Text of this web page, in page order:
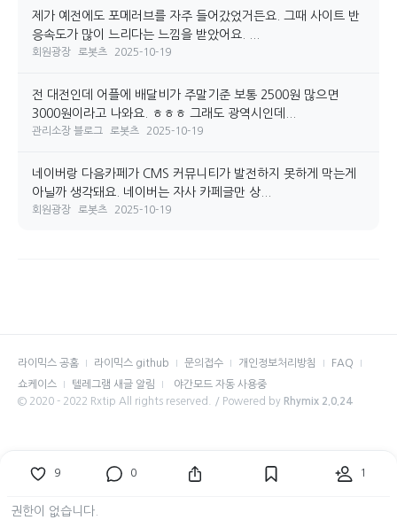
9 0 1
권한이 없습니다.
제가 예전에도 포메러브를 자주 들어갔었거든요. 그때 사이트 반
응속도가 많이 느리다는 느낌을 받았어요. ...
회원광장 로봇츠 2025-10-19
전 대전인데 어플에 배달비가 주말기준 보통 2500원 많으면
3000원이라고 나와요. ㅎㅎㅎ 그래도 광역시인데...
관리소장 블로그 로봇츠 2025-10-19
네이버랑 다음카페가 CMS 커뮤니티가 발전하지 못하게 막는게
아닐까 생각돼요. 네이버는 자사 카페글만 상...
회원광장 로봇츠 2025-10-19
라이믹스 공홈 라이믹스 github 문의접수 개인정보처리방침
FAQ
쇼케이스
텔레그램 새글 알림
야간모드 자동 사용중
© 2020 - 2022 Rxtip All rights reserved. / Powered by Rhymix 2.0.24